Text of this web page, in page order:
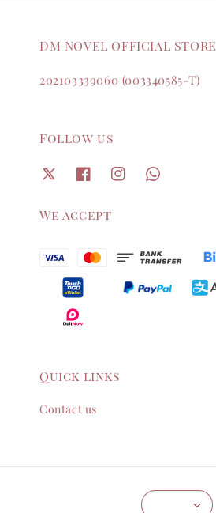
DM NOVEL OFFICIAL STORE
202103339060 (003340585-T)
Follow us
We accept
Quick links
Contact us